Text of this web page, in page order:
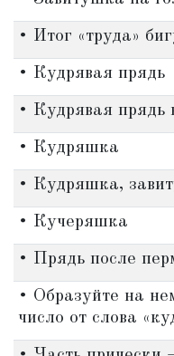
• Итог «труда»
• Кудрявая прядь
• Кудрявая прядь
• Кудряшка
• Кудряшка,
• Кучеряшка
• Прядь после
• Образуйте на
число от слова